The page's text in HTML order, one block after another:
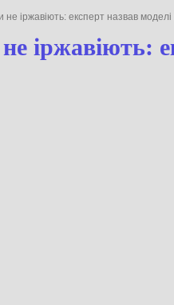
не іржавіють: експерт назвав
не